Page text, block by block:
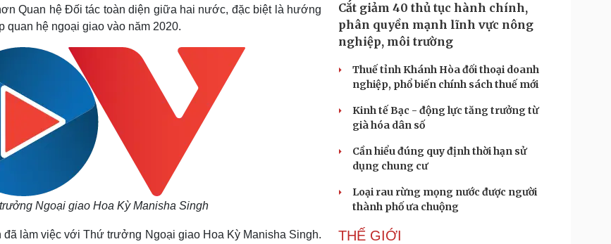
eSports
Hậu trường
Vì cộng đồng
Chuyển đổi số
Văn hóa
Sân khấu - Điện ảnh
Âm nhạc
Di sản
Nghệ sĩ
Thời trang
Sao Việt
Podcast
Câu chuyện thời sự
Đọc truyện đêm khuya
Kể chuyện cho bé
Quan hệ Đối tác toàn diện giữa hai nước, đặc biệt là hướng
quan hệ ngoại giao vào năm 2020.
Ngoại giao Hoa Kỳ Manisha Singh
làm việc với Thứ trưởng Ngoại giao Hoa Kỳ Manisha Singh.
Cắt giảm 40 thủ tục hành chính,
phân quyền mạnh lĩnh vực nông
nghiệp, môi trường
Thuế tỉnh Khánh Hòa đối thoại doanh
nghiệp, phổ biến chính sách thuế mới
Kinh tế Bạc - động lực tăng trưởng từ
già hóa dân số
Cần hiểu đúng quy định thời hạn sử
dụng chung cư
Loại rau rừng mọng nước được người
thành phố ưa chuộng
THẾ GIỚI